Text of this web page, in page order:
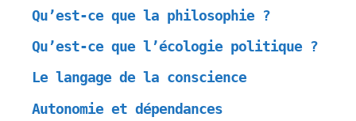
Qu’est-ce que la philosophie ?
Qu’est-ce que l’écologie politique ?
Le langage de la conscience
Autonomie et dépendances